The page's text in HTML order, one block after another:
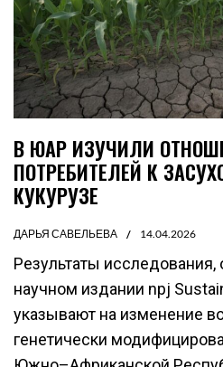
В ЮАР ИЗУЧИЛИ
ПОТРЕБИТЕЛЕЙ К
КУКУРУЗЕ
ДАРЬЯ САВЕЛЬЕВА 14.04.2026
Результаты
научном издании npj
указывают на изменение
генетически